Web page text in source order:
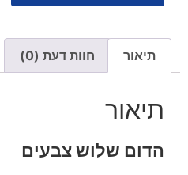
תיאור חוות דעת (0)
תיאור
הדום שלוש צבעים